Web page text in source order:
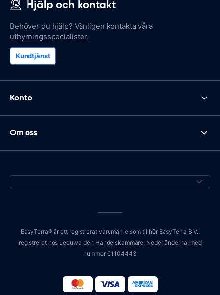
Hjälp och kontakt
Behöver du hjälp? Vänligen kontakta våra
uthyrningsspecialister.
Kundtjänst
Konto
Om oss
EasyTerra® är ett registrerat varumärke som tillhör EasyTerra B.V.,
registrerat hos Leeuwarden Handelskammare, Nederländerna, med
nummer 01104443